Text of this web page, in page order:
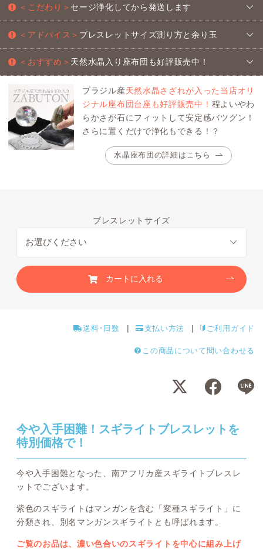
＜こだわり＞ セージ浄化してから発送します
＜アドバイス＞ ブレスレットサイズ測り方と余り玉
＜おすすめ＞ 天然水晶入り座布団も好評販売中！
ブラジル産天然水晶さざれが入った当店オリ
ジナル座布団台座も好評販売中！ 程よいやわ
らかさが石にフィットして安定感バツグン！
さらに置くだけで浄化もできる！？
水晶座布団の詳細はこちら
ブレスレットサイズ
カートに入れる
送料･日数 支払い方法 ご利用ガイド
この商品について問い合わせる
今や入手困難！スギライトブレスレットを
特別価格で！
今や入手困難となった、南アフリカ産スギライトブレスレ
ットでございます。
紫色のスギライトはマンガンを含む「変種スギライト」に
分類され、別名マンガンスギライトとも呼ばれます。
ご覧のお品は、濃い色合いのスギライトを中心に組み上げ